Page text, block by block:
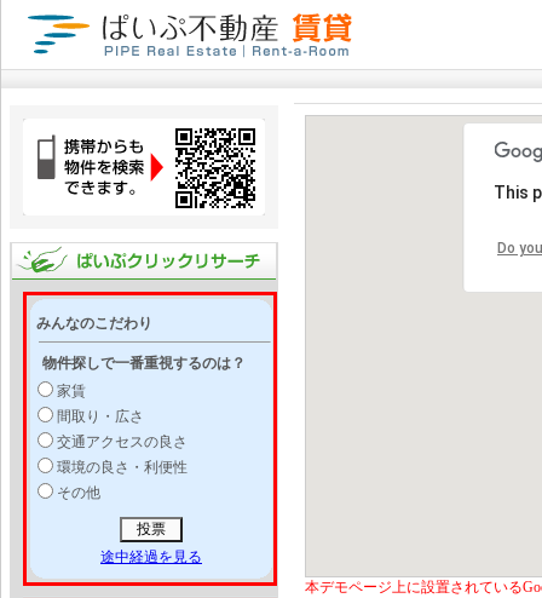
みんなのこだわり
物件探しで一番重視するのは？
家賃
間取り・広さ
交通アクセスの良さ
環境の良さ・利便性
その他
途中経過を見る
This
Do
本デモページ上に設置されている